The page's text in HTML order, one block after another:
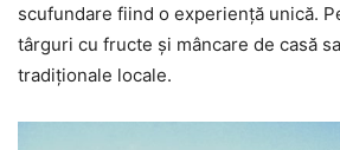
scufundare fiind o experiență unică.
târguri cu fructe și mâncare de casă
tradiționale locale.